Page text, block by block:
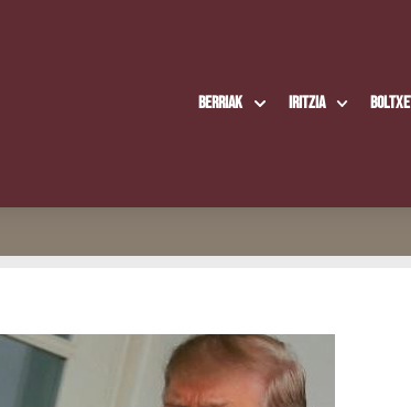
Berriak Iritzia